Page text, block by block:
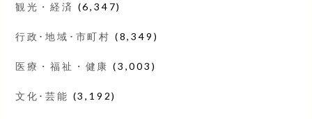
観光・経済 (6,347)
行政･地域･市町村 (8,349)
医療・福祉・健康 (3,003)
文化･芸能 (3,192)